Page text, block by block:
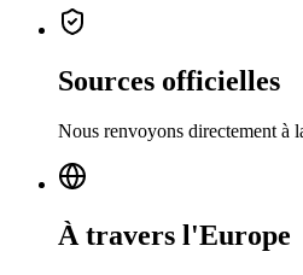
Sources officielles
Nous renvoyons directement à
À travers l'Europe